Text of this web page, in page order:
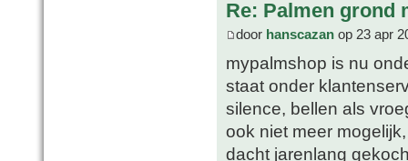
Re: Palmen grond
door hanscazan op 23 apr
mypalmshop is nu
staat onder
silence, bellen als
ook niet meer
dacht jarenlang